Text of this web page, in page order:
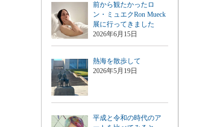
前から観たかったロ
ン・ミュエクRon Mueck
展に行ってきました
2026年6月15日
熱海を散歩して
2026年5月19日
平成と令和の時代のア